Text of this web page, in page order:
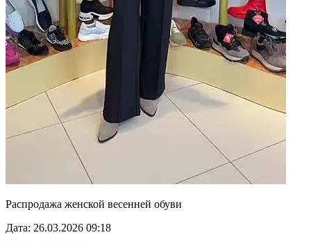
Распродажа женской весенней обуви
Дата: 26.03.2026 09:18